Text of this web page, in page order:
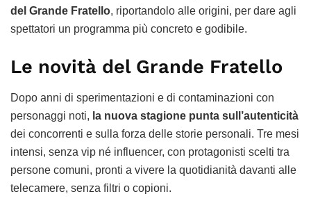
del Grande Fratello, riportandolo alle origini, per dare agli
spettatori un programma più concreto e godibile.
Le novità del Grande Fratello
Dopo anni di sperimentazioni e di contaminazioni con
personaggi noti, la nuova stagione punta sull’autenticità
dei concorrenti e sulla forza delle storie personali. Tre mesi
intensi, senza vip né influencer, con protagonisti scelti tra
persone comuni, pronti a vivere la quotidianità davanti alle
telecamere, senza filtri o copioni.